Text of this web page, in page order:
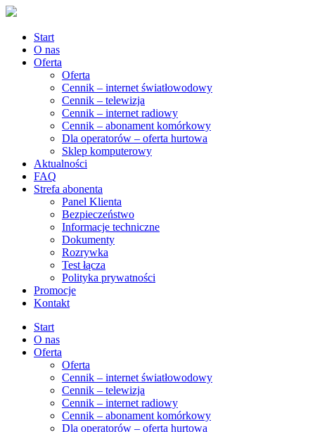
Start
O nas
Oferta
Oferta
Cennik – internet światłowodowy
Cennik – telewizja
Cennik – internet radiowy
Cennik – abonament komórkowy
Dla operatorów – oferta hurtowa
Sklep komputerowy
Aktualności
FAQ
Strefa abonenta
Panel Klienta
Bezpieczeństwo
Informacje techniczne
Dokumenty
Rozrywka
Test łącza
Polityka prywatności
Promocje
Kontakt
Start
O nas
Oferta
Oferta
Cennik – internet światłowodowy
Cennik – telewizja
Cennik – internet radiowy
Cennik – abonament komórkowy
Dla operatorów – oferta hurtowa